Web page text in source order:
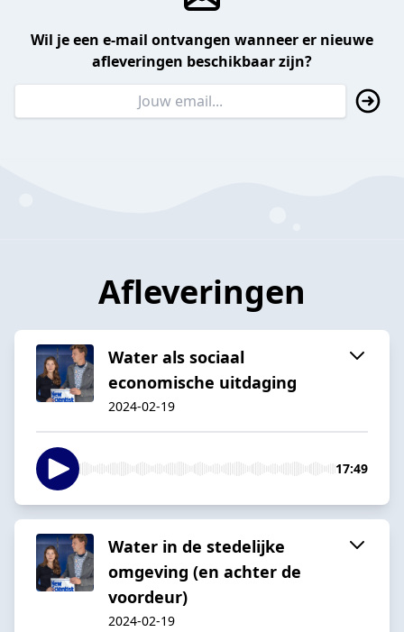
Wil je een e-mail ontvangen wanneer er nieuwe
afleveringen beschikbaar zijn?
Afleveringen
Water als sociaal
economische uitdaging
2024-02-19
17:49
Water in de stedelijke
omgeving (en achter de
voordeur)
2024-02-19